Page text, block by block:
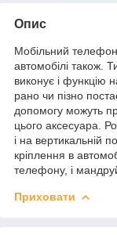
Опис
Мобільний
автомобілі також.
виконує і функцію
рано чи пізно
допомогу можуть
цього аксесуара.
і на вертикальній
кріплення в
телефону, і
Приховати